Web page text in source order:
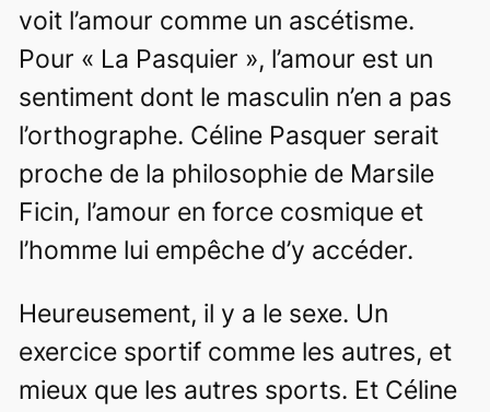
voit l’amour comme un ascétisme.
Pour « La Pasquier », l’amour est un
sentiment dont le masculin n’en a pas
l’orthographe. Céline Pasquer serait
proche de la philosophie de Marsile
Ficin, l’amour en force cosmique et
l’homme lui empêche d’y accéder.
Heureusement, il y a le sexe. Un
exercice sportif comme les autres, et
mieux que les autres sports. Et Céline